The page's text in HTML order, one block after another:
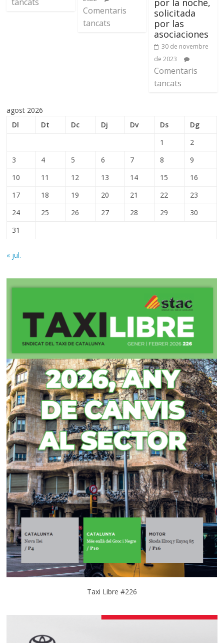
Comentaris
tancats
por la noche,
solicitada
por las
asociaciones
30 de novembre
de 2023
Comentaris
tancats
agost 2026
Dl
Dt Dc Dj Dv Ds
Dg
1
2
3
4 5 6 7 8
9
10
11 12 13 14 15
16
17
18 19 20 21 22
23
24
25 26 27 28 29
30
31
« jul.
Taxi Libre #226